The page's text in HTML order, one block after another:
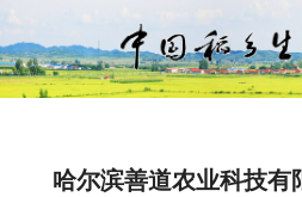
哈尔滨善道农业科技有